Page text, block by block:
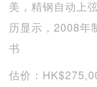
美，精钢自动上
历显示，2008年
书
估价：